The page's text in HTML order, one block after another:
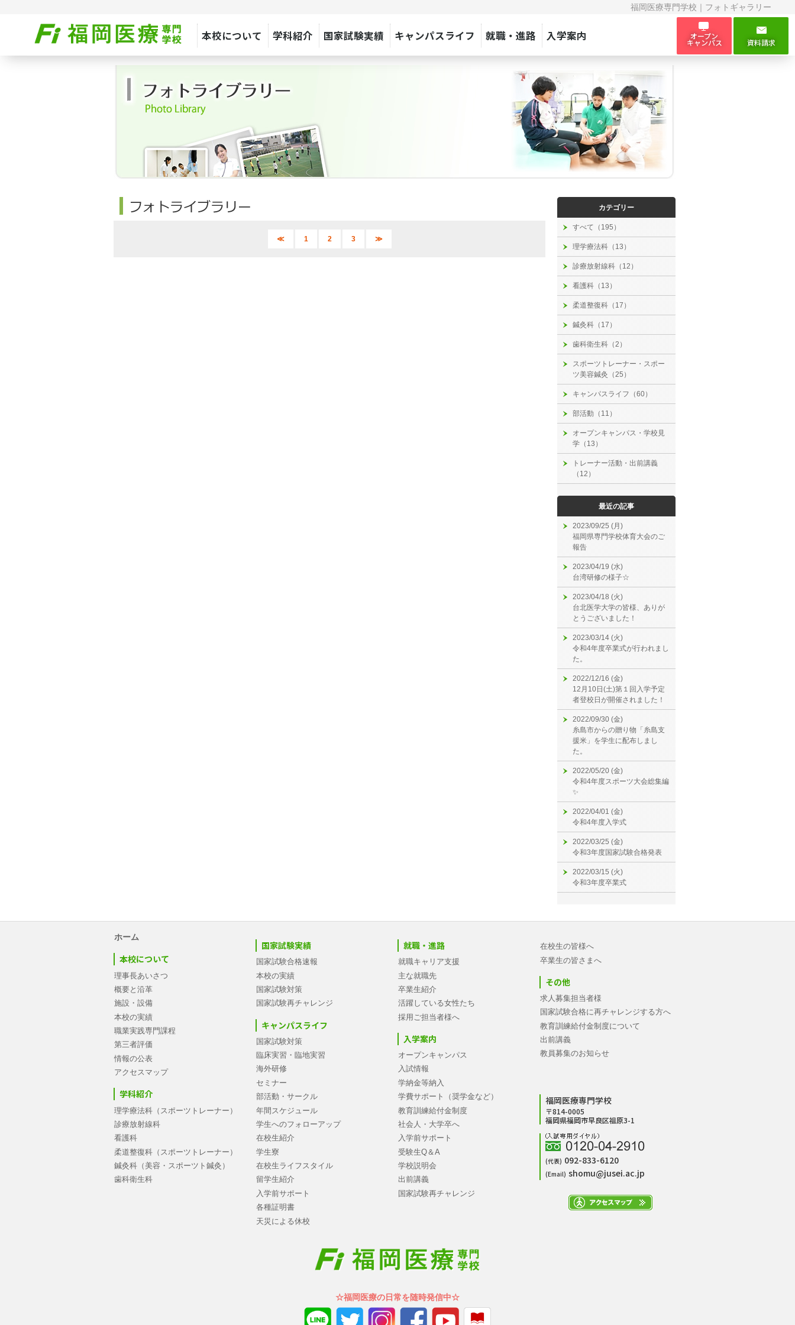
福岡医療専門学校｜フォトギャラリー
本校について 学科紹介 国家試験実績 キャンパスライフ 就職・進路 入学案内 オープン
キャンパス 資料請求
≪ 1 2 3 ≫
カテゴリー
すべて（195）
理学療法科（13）
診療放射線科（12）
看護科（13）
柔道整復科（17）
鍼灸科（17）
歯科衛生科（2）
スポーツトレーナー・スポー
ツ美容鍼灸（25）
キャンパスライフ（60）
部活動（11）
オープンキャンパス・学校見
学（13）
トレーナー活動・出前講義
（12）
最近の記事
2023/09/25 (月)
福岡県専門学校体育大会のご
報告
2023/04/19 (水)
台湾研修の様子☆
2023/04/18 (火)
台北医学大学の皆様、ありが
とうございました！
2023/03/14 (火)
令和4年度卒業式が行われまし
た。
2022/12/16 (金)
12月10日(土)第１回入学予定
者登校日が開催されました！
2022/09/30 (金)
糸島市からの贈り物「糸島支
援米」を学生に配布しまし
た。
2022/05/20 (金)
令和4年度スポーツ大会総集編
✨
2022/04/01 (金)
令和4年度入学式
2022/03/25 (金)
令和3年度国家試験合格発表
2022/03/15 (火)
令和3年度卒業式
ホーム
本校について
理事長あいさつ
概要と沿革
施設・設備
本校の実績
職業実践専門課程
第三者評価
情報の公表
アクセスマップ
学科紹介
理学療法科（スポーツトレーナー）
診療放射線科
看護科
柔道整復科（スポーツトレーナー）
鍼灸科（美容・スポーツト鍼灸）
歯科衛生科
国家試験実績
国家試験合格速報
本校の実績
国家試験対策
国家試験再チャレンジ
キャンパスライフ
国家試験対策
臨床実習・臨地実習
海外研修
セミナー
部活動・サークル
年間スケジュール
学生へのフォローアップ
在校生紹介
学生寮
在校生ライフスタイル
留学生紹介
入学前サポート
各種証明書
天災による休校
就職・進路
就職キャリア支援
主な就職先
卒業生紹介
活躍している女性たち
採用ご担当者様へ
入学案内
オープンキャンパス
入試情報
学納金等納入
学費サポート（奨学金など）
教育訓練給付金制度
社会人・大学卒へ
入学前サポート
受験生Q＆A
学校説明会
出前講義
国家試験再チャレンジ
在校生の皆様へ
卒業生の皆さまへ
その他
求人募集担当者様
国家試験合格に再チャレンジする方へ
教育訓練給付金制度について
出前講義
教員募集のお知らせ
福岡医療専門学校
〒814-0005
福岡県福岡市早良区祖原3-1
(代表) 092-833-6120
(Email) shomu@jusei.ac.jp
☆福岡医療の日常を随時発信中☆